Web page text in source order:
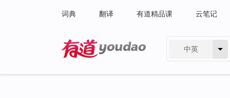
词典 翻译 有道精品课 云笔记
中英